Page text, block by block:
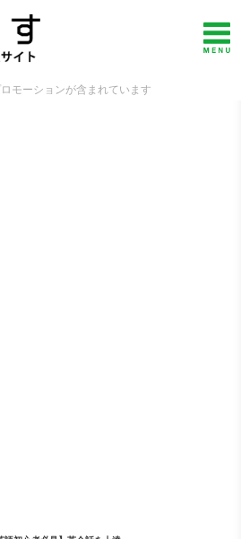
モーションが含まれています